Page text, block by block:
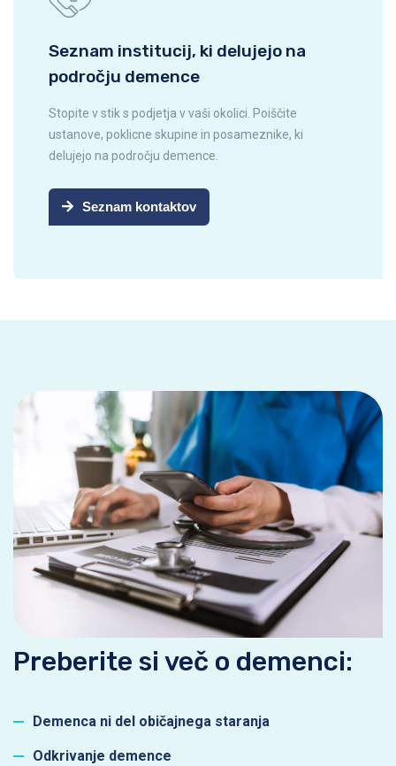
Seznam institucij, ki delujejo na
področju demence
Stopite v stik s podjetja v vaši okolici. Poiščite
ustanove, poklicne skupine in posameznike, ki
delujejo na področju demence.
Seznam kontaktov
Preberite si več o demenci:
Demenca ni del običajnega staranja
Odkrivanje demence